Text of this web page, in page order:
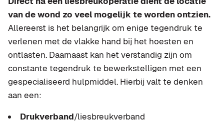
van de wond zo veel mogelijk te worden ontzien.
Allereerst is het belangrijk om enige tegendruk te
verlenen met de vlakke hand bij het hoesten en
ontlasten. Daarnaast kan het verstandig zijn om
constante tegendruk te bewerkstelligen met een
gespecialiseerd hulpmiddel. Hierbij valt te denken
aan een:
Drukverband/liesbreukverband